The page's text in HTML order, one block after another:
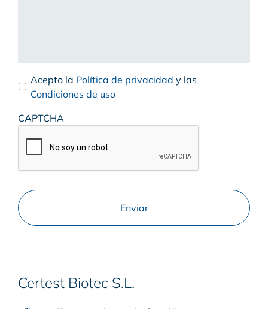
Acepto la Política de privacidad y las
Condiciones de uso
CAPTCHA
Certest Biotec S.L.